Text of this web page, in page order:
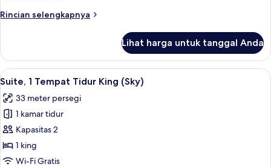
(Sky)
Rincian selengkapnya
Rincian
Suite,
kamar
(Sky)
Lihat harga untuk tanggal Anda
Lihat
semua
foto
untuk
Suite,
1
Tempat
Suite, 1 Tempat Tidur King (Sky) |
5
Suite, 1 Tempat Tidur King (Sky)
33 meter persegi
1 kamar tidur
Kapasitas 2
1 king
Wi-Fi Gratis